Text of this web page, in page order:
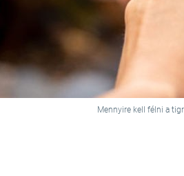
Mennyire kell félni a